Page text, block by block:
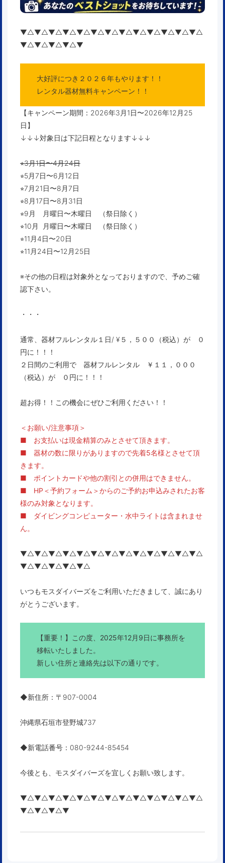
▼△▼△▼△▼△▼△▼△▼△▼△▼△▼△▼△▼△▼△
▼△▼△▼△▼△▼
大好評につき２０２６年もやります！！
レンタル器材無料キャンペーン！！
【キャンペーン期間：2026年3月1日〜2026年12月25
日】
↓↓↓対象日は下記日程となります↓↓↓
⭐︎3月1日〜4月24日
⭐︎5月7日〜6月12日
⭐︎7月21日〜8月7日
⭐︎8月17日〜8月31日
⭐︎9月 月曜日〜木曜日 （祭日除く）
⭐︎10月 月曜日〜木曜日 （祭日除く）
⭐︎11月4日〜20日
⭐︎11月24日〜12月25日
※その他の日程は対象外となっておりますので、予めご確
認下さい。
・・・
通常、器材フルレンタル１日/ ¥５，５００（税込）が ０
円に！！！
２日間のご利用で 器材フルレンタル ￥１１，０００
（税込）が ０円に！！！
超お得！！この機会にぜひご利用ください！！
＜ お願い/注意事項＞
■ お支払いは現金精算のみとさせて頂きます。
■ 器材の数に限りがありますので先着5名様とさせて頂
きます。
■ ポイントカードや他の割引との併用はできません。
■ HP＜予約フォーム＞からのご予約お申込みされたお客
様のみ対象となります。
■ ダイビングコンピューター・水中ライトは含まれませ
ん。
▼△▼△▼△▼△▼△▼△▼△▼△▼△▼△▼△▼△▼△
▼△▼△▼△▼△▼△
いつもモスダイバーズをご利用いただきまして、誠にあり
がとうございます。
【重要！】この度、 2025年12月9日に事務所を
移転いたしました。
新しい住所と連絡先は以下の通りです。
◆新住所 ：〒907-0004
沖縄県石垣市登野城737
◆新電話番号 ：080-9244-85454
今後とも、モスダイバーズを宜しくお願い致します。
▼△▼△▼△▼△▼△▼△▼△▼△▼△▼△▼△▼△▼△
▼△▼△▼△▼